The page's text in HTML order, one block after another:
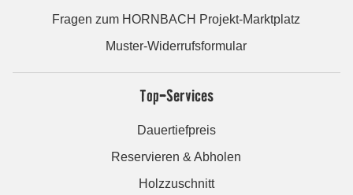
Fragen zum HORNBACH Projekt-Marktplatz
Muster-Widerrufsformular
Top-Services
Dauertiefpreis
Reservieren & Abholen
Holzzuschnitt